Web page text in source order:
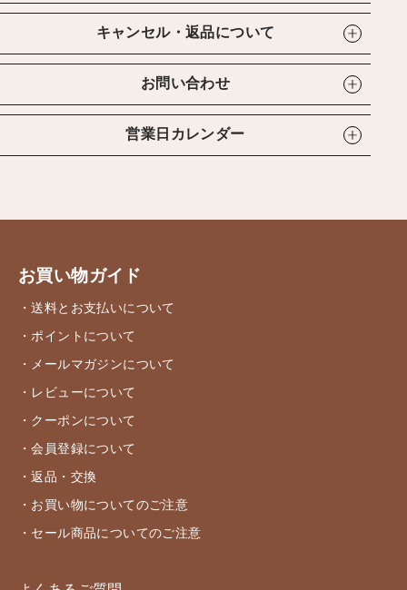
キャンセル・返品について
お問い合わせ
営業日カレンダー
お買い物ガイド
・送料とお支払いについて
・ポイントについて
・メールマガジンについて
・レビューについて
・クーポンについて
・会員登録について
・返品・交換
・お買い物についてのご注意
・セール商品についてのご注意